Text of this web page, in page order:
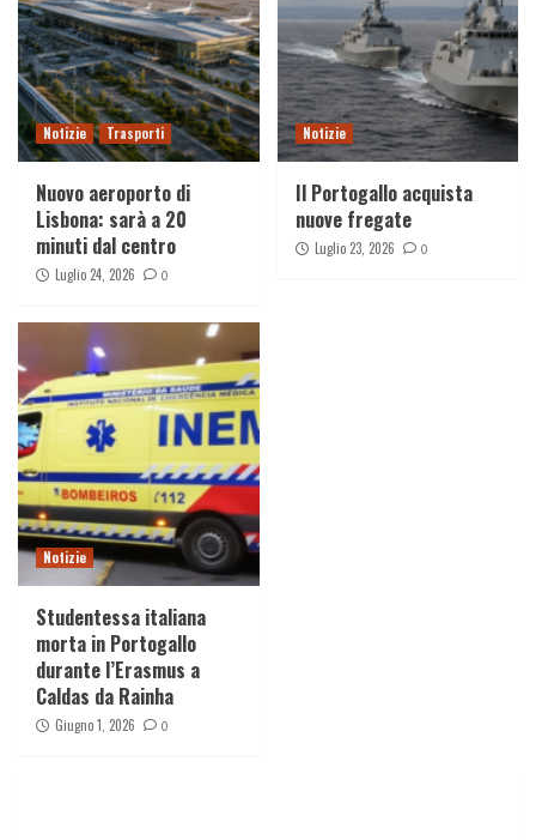
Notizie Trasporti
Nuovo aeroporto di
Lisbona: sarà a 20
minuti dal centro
Luglio 24, 2026 0
Notizie
Il Portogallo acquista
nuove fregate
Luglio 23, 2026 0
Notizie
Studentessa italiana
morta in Portogallo
durante l’Erasmus a
Caldas da Rainha
Giugno 1, 2026 0